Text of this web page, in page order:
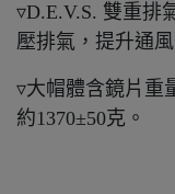
▿D.E.V.S. 雙重排
壓排氣，提升通風
▿大帽體含鏡片重
約1370±50克。